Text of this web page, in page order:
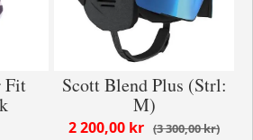
Fit
Scott Blend Plus (Strl:
M)
3 300,00 kr
2 200,00 kr